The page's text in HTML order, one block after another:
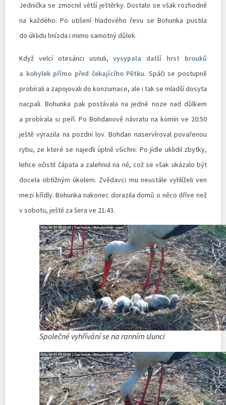
Jednička se zmocnil větší ještěrky. Dostalo se však rozhodně
na každého. Po utišení hladového řevu se Bohunka pustila
do úklidu hnízda i mimo samotný důlek.
Když velcí otesánci usnuli,vysypala další hrst brouků
a kobylek přímo před čekajícího Pětku. Spáči se postupně
probírali a zapojovali do konzumace, ale i tak se mladší dosyta
nacpali. Bohunka pak postávala na jedné noze nad důlkem
a probírala si peří. Po Bohdanově návratu na komín ve 20:50
ještě vyrazila na pozdní lov. Bohdan naservíroval povařenou
rybu, ze které se najedli úplně všichni. Po jídle uklidil zbytky,
lehce očistil čápata a zalehnul na ně, což se však ukázalo být
docela obtížným úkolem. Zvědavci mu neustále vyhlíželi ven
mezi křídly. Bohunka nakonec dorazila domů o něco dříve než
v sobotu, ještě za šera ve 21:43.
Společné vyhřívání se na ranním slunci